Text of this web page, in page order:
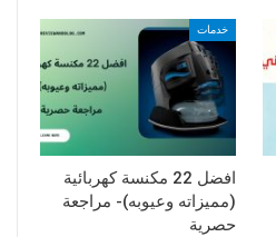
خدمات
افضل 22 مكنسة كهربائية
(مميزاته وعيوبه)- مراجعة
حصرية